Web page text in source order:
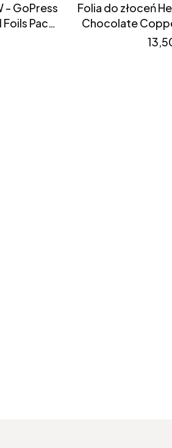
- GoPress
Pack
Folia do złoceń
Chocolate
Couture